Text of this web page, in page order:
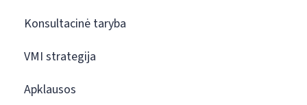
Konsultacinė taryba
VMI strategija
Apklausos